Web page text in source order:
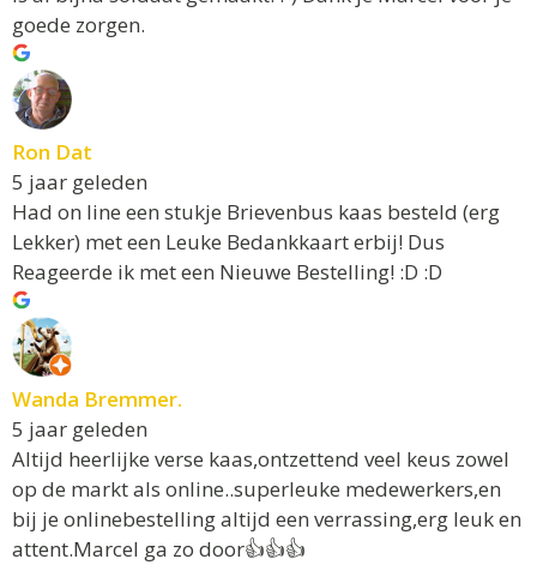
goede zorgen.
Ron Dat
5 jaar geleden
Had on line een stukje Brievenbus kaas besteld (erg
Lekker) met een Leuke Bedankkaart erbij! Dus
Reageerde ik met een Nieuwe Bestelling! :D :D
Wanda Bremmer.
5 jaar geleden
Altijd heerlijke verse kaas,ontzettend veel keus zowel
op de markt als online..superleuke medewerkers,en
bij je onlinebestelling altijd een verrassing,erg leuk en
attent.Marcel ga zo door👍👍👍